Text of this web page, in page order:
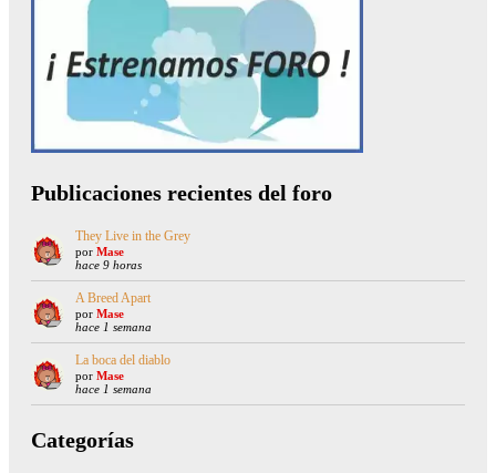
Publicaciones recientes del foro
They Live in the Grey
por Mase
hace 9 horas
A Breed Apart
por Mase
hace 1 semana
La boca del diablo
por Mase
hace 1 semana
Categorías